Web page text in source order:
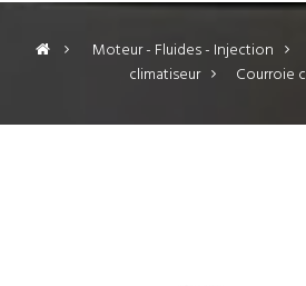
> Moteur - Fluides - Injection >
climatiseur > Courroie